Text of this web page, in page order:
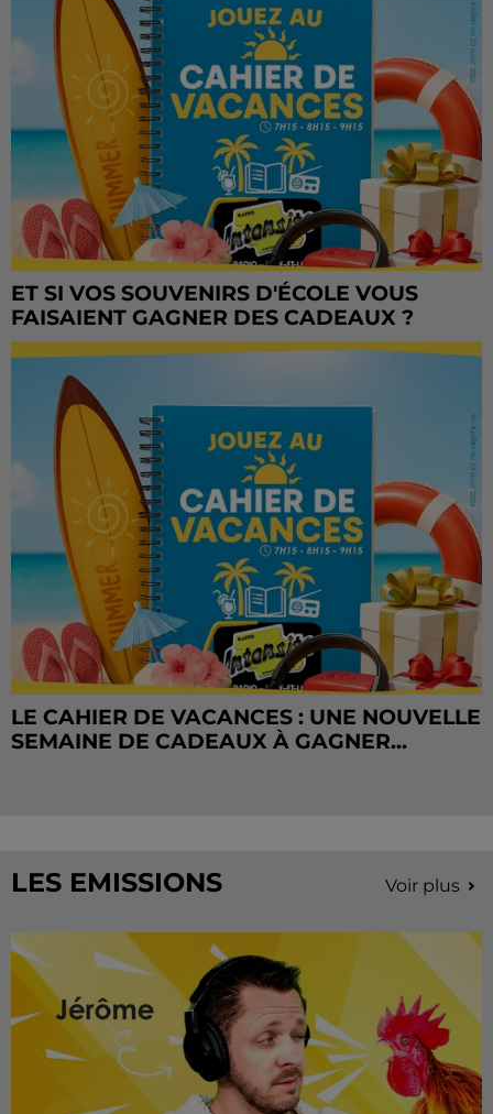
ET SI VOS SOUVENIRS D'ÉCOLE VOUS
FAISAIENT GAGNER DES CADEAUX ?
LE CAHIER DE VACANCES : UNE NOUVELLE
SEMAINE DE CADEAUX À GAGNER...
LES EMISSIONS Voir plus